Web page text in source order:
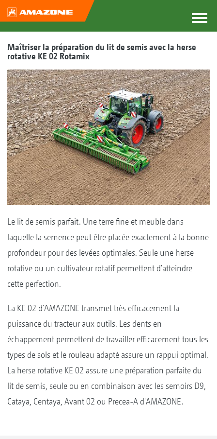
Maîtriser la préparation du lit de semis avec la herse
rotative KE 02 Rotamix
Le lit de semis parfait. Une terre fine et meuble dans
laquelle la semence peut être placée exactement à la bonne
profondeur pour des levées optimales. Seule une herse
rotative ou un cultivateur rotatif permettent d'atteindre
cette perfection.
La KE 02 d'AMAZONE transmet très efficacement la
puissance du tracteur aux outils. Les dents en
échappement permettent de travailler efficacement tous les
types de sols et le rouleau adapté assure un rappui optimal.
La herse rotative KE 02 assure une préparation parfaite du
lit de semis, seule ou en combinaison avec les semoirs D9,
Cataya, Centaya, Avant 02 ou Precea-A d'AMAZONE.